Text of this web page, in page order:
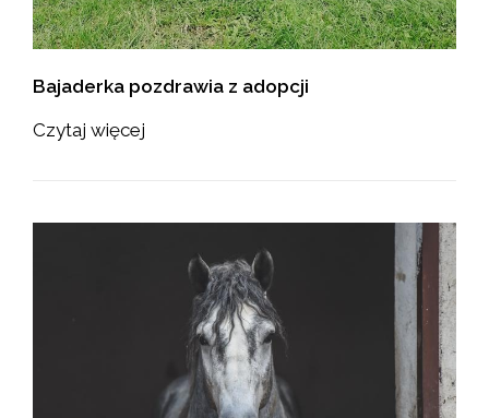
Bajaderka pozdrawia z adopcji
Czytaj więcej